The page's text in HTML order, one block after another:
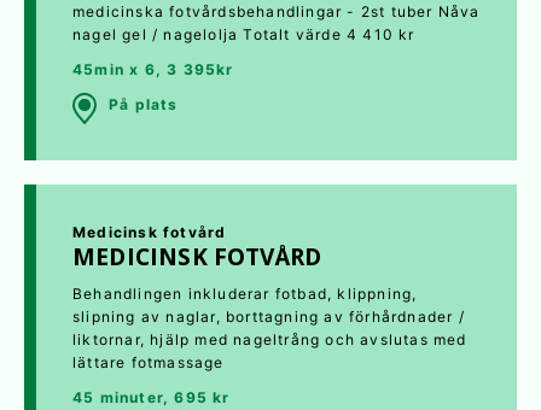
medicinska fotvårdsbehandlingar - 2st tuber Nåva
nagel gel / nagelolja Totalt värde 4 410 kr
45min x 6, 3 395kr
På plats
Medicinsk fotvård
MEDICINSK FOTVÅRD
Behandlingen inkluderar fotbad, klippning,
slipning av naglar, borttagning av förhårdnader /
liktornar, hjälp med nageltrång och avslutas med
lättare fotmassage
45 minuter, 695 kr